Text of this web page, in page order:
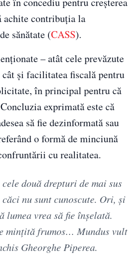
contribuția la
sănătate (CASS).
– atât cele prevăzute
și facilitatea fiscală pentru
în principal pentru că
exprimată este că
să fie dezinformată sau
o formă de minciună
cu realitatea.
două drepturi de mai sus
nu sunt cunoscute. Ori, și
lumea vrea să fie înșelată.
mințită frumos… Mundus vult
Gheorghe Piperea.